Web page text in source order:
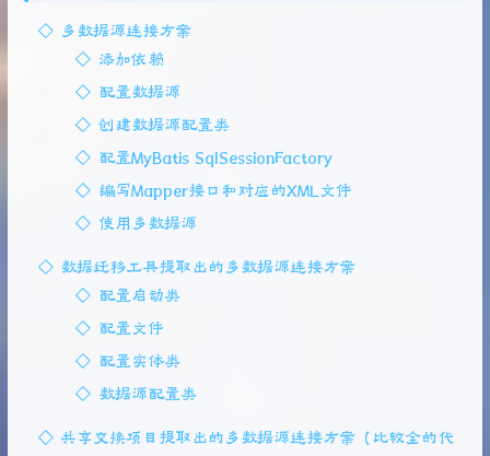
多数据源连接方案
添加依赖
配置数据源
创建数据源配置类
配置MyBatis SqlSessionFactory
编写Mapper接口和对应的XML文件
使用多数据源
数据迁移工具提取出的多数据源连接方案
配置启动类
配置文件
配置实体类
数据源配置类
共享交换项目提取出的多数据源连接方案（比较全的代